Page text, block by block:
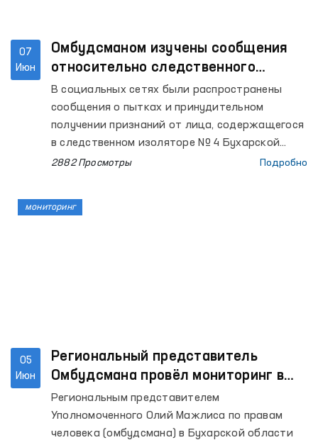
07
Июн
Омбудсманом изучены сообщения
относительно следственного
изолятора Бухары
В социальных сетях были распространены
сообщения о пытках и принудительном
получении признаний от лица, содержащегося
в следственном изоляторе № 4 Бухарской
области.
2882 Просмотры Подробно
05
Июн
Региональный представитель
Омбудсмана провёл мониторинг в
ряде учреждений Бухары
Региональным представителем
Уполномоченного Олий Мажлиса по правам
человека (омбудсмана) в Бухарской области
мониторинг